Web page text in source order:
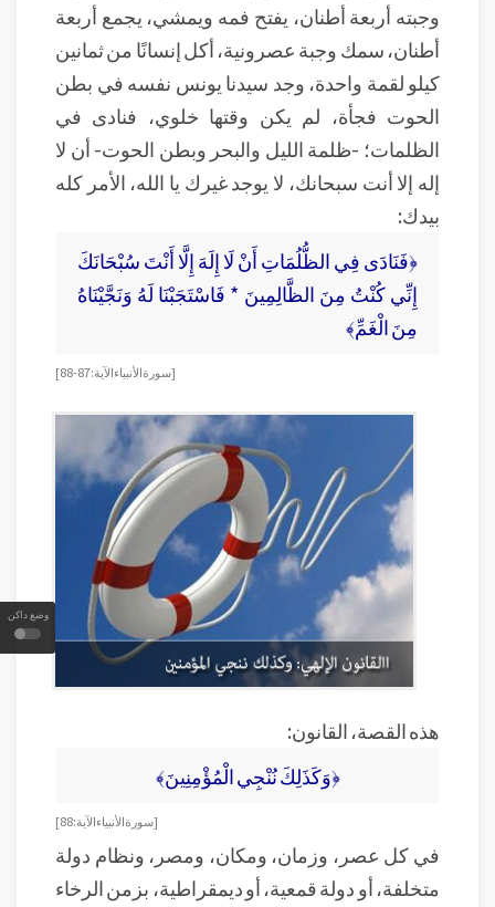
وضع داكن
وجبته أربعة أطنان، يفتح فمه ويمشي، يجمع أربعة
أطنان، سمك وجبة عصرونية، أكل إنسانًا من ثمانين
كيلو لقمة واحدة، وجد سيدنا يونس نفسه في بطن
الحوت فجأة، لم يكن وقتها خلوي، فنادى في
الظلمات؛ -ظلمة الليل والبحر وبطن الحوت- أن لا
إله إلا أنت سبحانك، لا يوجد غيرك يا الله، الأمر كله
بيدك:
﴿فَنَادَى فِي الظُّلُمَاتِ أَنْ لَا إِلَهَ إِلَّا أَنْتَ سُبْحَانَكَ
إِنِّي كُنْتُ مِنَ الظَّالِمِينَ * فَاسْتَجَبْنَا لَهُ وَنَجَّيْنَاهُ
مِنَ الْغَمِّ﴾
[سورة الأنبياء الآية: 87-88]
هذه القصة، القانون:
﴿وَكَذَلِكَ نُنْجِي الْمُؤْمِنِينَ﴾
[سورة الأنبياء الآية: 88]
في كل عصر، وزمان، ومكان، ومصر، ونظام دولة
متخلفة، أو دولة قمعية، أو ديمقراطية، بزمن الرخاء